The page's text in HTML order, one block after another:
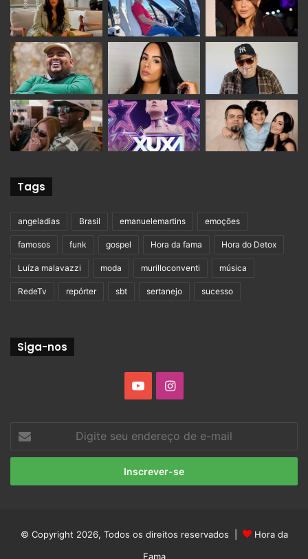
Tags
angeladias Brasil emanuelemartins emoções
famosos funk gospel Hora da fama Hora do Detox
Luíza malavazzi moda murilloconventi música
RedeTv repórter sbt sertanejo sucesso
Siga-nos
YouTubeInstagram
seu
endereço
e-
© Copyright 2026, Todos os direitos reservados |
Hora da
Fama